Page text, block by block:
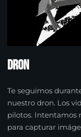
Dron
Te seguimos
nuestro dron. Los
pilotos. Intentamos
para capturar